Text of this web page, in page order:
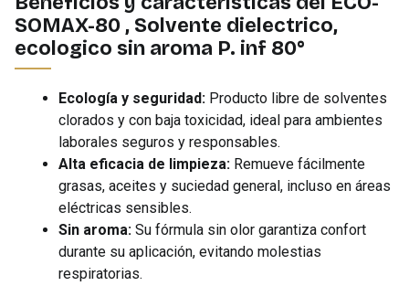
SOMAX-80 , Solvente dielectrico,
ecologico sin aroma P. inf 80°
Ecología y seguridad: Producto libre de solventes
clorados y con baja toxicidad, ideal para ambientes
laborales seguros y responsables.
Alta eficacia de limpieza: Remueve fácilmente
grasas, aceites y suciedad general, incluso en áreas
eléctricas sensibles.
Sin aroma: Su fórmula sin olor garantiza confort
durante su aplicación, evitando molestias
respiratorias.